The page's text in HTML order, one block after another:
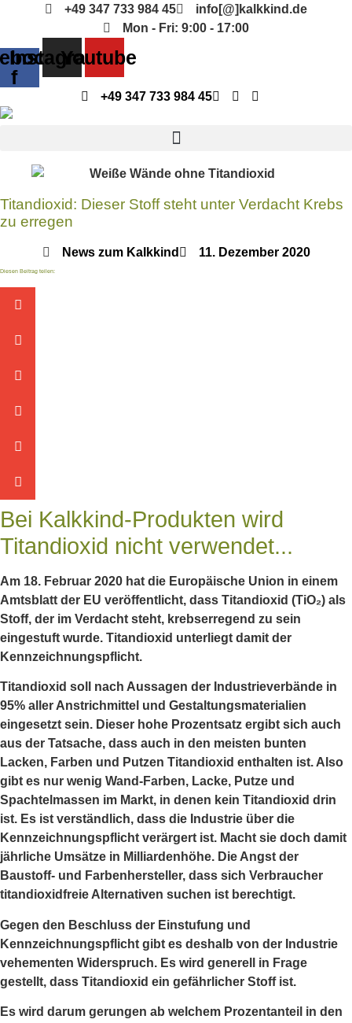
springen
+49 347 733 984 45
info[@]kalkkind.de
Mon - Fri: 9:00 - 17:00
f
Instagram
Youtube
+49 347 733 984 45
Titandioxid: Dieser Stoff steht unter Verdacht Krebs
zu erregen
News zum Kalkkind 11. Dezember 2020
Diesen Beitrag teilen:
Bei Kalkkind-Produkten wird
Titandioxid nicht verwendet...
Am 18. Februar 2020 hat die Europäische Union in einem
Amtsblatt der EU veröffentlicht, dass Titandioxid (TiO₂) als
Stoff, der im Verdacht steht, krebserregend zu sein
eingestuft wurde. Titandioxid unterliegt damit der
Kennzeichnungspflicht.
Titandioxid soll nach Aussagen der Industrieverbände in
95% aller Anstrichmittel und Gestaltungsmaterialien
eingesetzt sein. Dieser hohe Prozentsatz ergibt sich auch
aus der Tatsache, dass auch in den meisten bunten
Lacken, Farben und Putzen Titandioxid enthalten ist. Also
gibt es nur wenig Wand-Farben, Lacke, Putze und
Spachtelmassen im Markt, in denen kein Titandioxid drin
ist. Es ist verständlich, dass die Industrie über die
Kennzeichnungspflicht verärgert ist. Macht sie doch damit
jährliche Umsätze in Milliardenhöhe. Die Angst der
Baustoff- und Farbenhersteller, dass sich Verbraucher
titandioxidfreie Alternativen suchen ist berechtigt.
Gegen den Beschluss der Einstufung und
Kennzeichnungspflicht gibt es deshalb von der Industrie
vehementen Widerspruch. Es wird generell in Frage
gestellt, dass Titandioxid ein gefährlicher Stoff ist.
Es wird darum gerungen ab welchem Prozentanteil in den